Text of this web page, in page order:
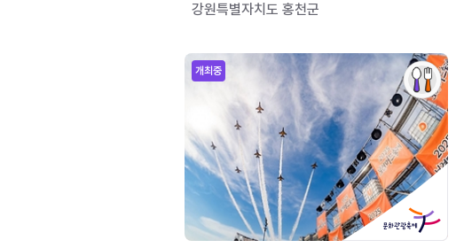
강원특별자치도 홍천군
개최중